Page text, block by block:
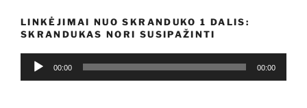
LINKĖJIMAI NUO SKRANDUKO 1 DALIS:
SKRANDUKAS NORI SUSIPAŽINTI
Audio
00:00 00:00